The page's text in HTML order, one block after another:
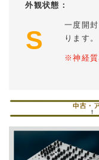
外観状態：
S
一度開
ります。
※神経質